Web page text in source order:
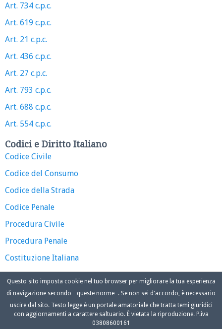
Art. 734 c.p.c.
Art. 619 c.p.c.
Art. 21 c.p.c.
Art. 436 c.p.c.
Art. 27 c.p.c.
Art. 793 c.p.c.
Art. 688 c.p.c.
Art. 554 c.p.c.
Codici e Diritto Italiano
Codice Civile
Codice del Consumo
Codice della Strada
Codice Penale
Procedura Civile
Procedura Penale
Costituzione Italiana
Questo sito imposta cookie nel tuo browser per migliorare la tua esperienza
di navigazione secondo
queste norme
. Se non sei d'accordo, è necessario
uscire dal sito. Testo legge è un portale amatoriale che tratta temi giuridici
con aggiornamenti a carattere saltuario. È vietata la riproduzione. P.iva
03808600161